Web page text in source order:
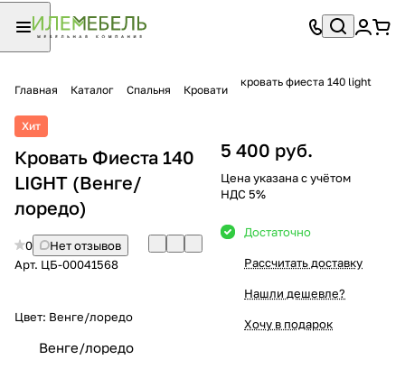
Главная Каталог Спальня Кровати
кровать фиеста 140 light
Хит
Кровать Фиеста 140
LIGHT (Венге/
лоредо)
0
Нет отзывов
Арт. ЦБ-00041568
Цвет: Венге/лоредо
Венге/лоредо
5 400 руб.
Цена указана с учётом
НДС 5%
Достаточно
Рассчитать доставку
Нашли дешевле?
Хочу в подарок